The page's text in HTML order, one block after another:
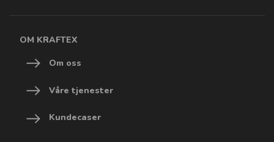
OM KRAFTEX
Om oss
Våre tjenester
Kundecaser